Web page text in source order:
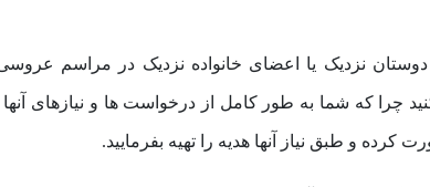
نزدیک یا اعضای خانواده نزدیک در مراسم
چرا که شما به طور کامل از درخواست ها و نیازهای آنها
کرده و طبق نیاز آنها هدیه را تهیه بفرمایید.